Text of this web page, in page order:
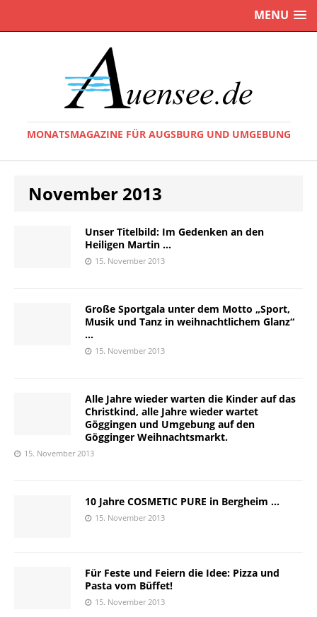
MENU
MONATSMAGAZINE FÜR AUGSBURG UND UMGEBUNG
November 2013
Unser Titelbild: Im Gedenken an den
Heiligen Martin …
15. November 2013
Große Sportgala unter dem Motto „Sport,
Musik und Tanz in weihnachtlichem Glanz“
…
15. November 2013
Alle Jahre wieder warten die Kinder auf das
Christkind, alle Jahre wieder wartet
Göggingen und Umgebung auf den
Gögginger Weihnachtsmarkt.
15. November 2013
10 Jahre COSMETIC PURE in Bergheim …
15. November 2013
Für Feste und Feiern die Idee: Pizza und
Pasta vom Büffet!
15. November 2013